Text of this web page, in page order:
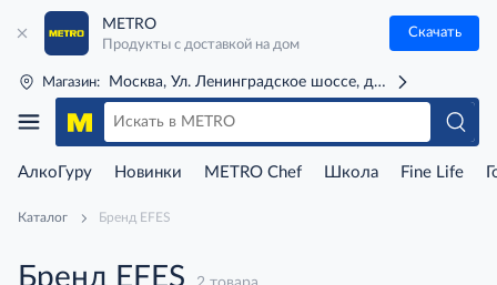
METRO
Продукты с доставкой на дом
Скачать
Магазин: Москва, Ул. Ленинградское шоссе, д. 71Г (м. Речной
АлкоГуру Новинки METRO Chef Школа Fine Life
Каталог Бренд EFES
Бренд EFES